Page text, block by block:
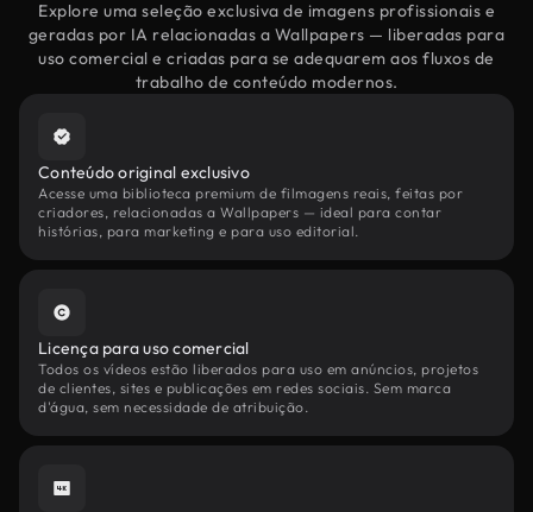
Explore uma seleção exclusiva de imagens profissionais e
geradas por IA relacionadas a Wallpapers — liberadas para
uso comercial e criadas para se adequarem aos fluxos de
trabalho de conteúdo modernos.
Conteúdo original exclusivo
Acesse uma biblioteca premium de filmagens reais, feitas por
criadores, relacionadas a Wallpapers — ideal para contar
histórias, para marketing e para uso editorial.
Licença para uso comercial
Todos os vídeos estão liberados para uso em anúncios, projetos
de clientes, sites e publicações em redes sociais. Sem marca
d'água, sem necessidade de atribuição.